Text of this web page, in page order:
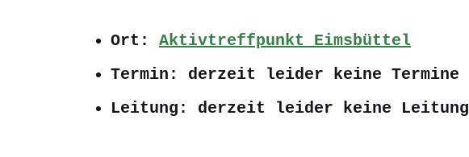
Ort: Aktivtreffpunkt Eimsbüttel
Termin: derzeit leider keine Termine
Leitung: derzeit leider keine Leitung